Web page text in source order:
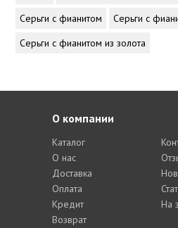
Серьги с фианитом
Серьги с
Серьги с фианитом из золота
О компании
Каталог
О нас
Доставка
Оплата
Кредит
Возврат
На